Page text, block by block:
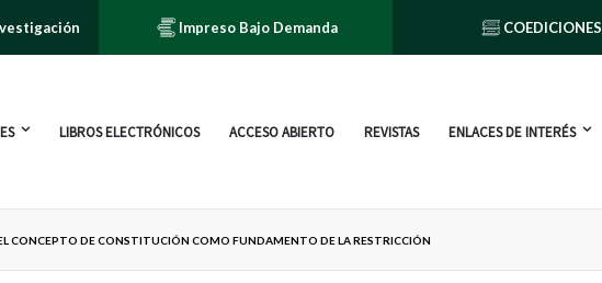
Impreso Bajo Demanda COEDICIONES
LIBROS ELECTRÓNICOS ACCESO ABIERTO REVISTAS ENLACES DE INTERÉS
CONCEPTO DE CONSTITUCIÓN COMO FUNDAMENTO DE LA RESTRICCIÓN